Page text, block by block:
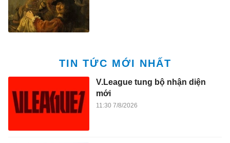
TIN TỨC MỚI NHẤT
V.League tung bộ nhận diện
mới
11:30 7/8/2026